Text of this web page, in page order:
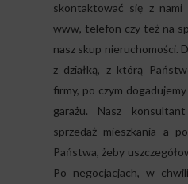
skontaktować się z
www, telefon czy też na
nasz skup nieruchomości.
z działką, z którą
firmy, po czym
garażu. Nasz
sprzedaż mieszkania a
Państwa, żeby
Po negocjacjach, w